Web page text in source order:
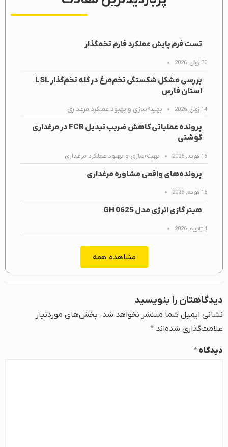
تست فرم پایش عملکرد فارم تخمگذار
30 ژوئن, 2026
بررسی مشکل شکستگی تخم‌مرغ در گله تخم‌گذار LSL
استان فارس
14 ژوئن, 2026 بهینه‌سازی و بهبود عملکرد مرغداری
پرونده عملیاتی کاهش ضریب تبدیل FCR در مرغداری
گوشتی
16 فوریه, 2026 بهینه‌سازی و بهبود عملکرد مرغداری
پرونده‌های واقعی مشاوره مرغداری
15 فوریه, 2026
هیتر گازی انرژی مدل GH 0625
4 ژانویه, 2026
مشاهده همه
دیدگاهتان را بنویسید
نشانی ایمیل شما منتشر نخواهد شد. بخش‌های موردنیاز
علامت‌گذاری شده‌اند *
دیدگاه*